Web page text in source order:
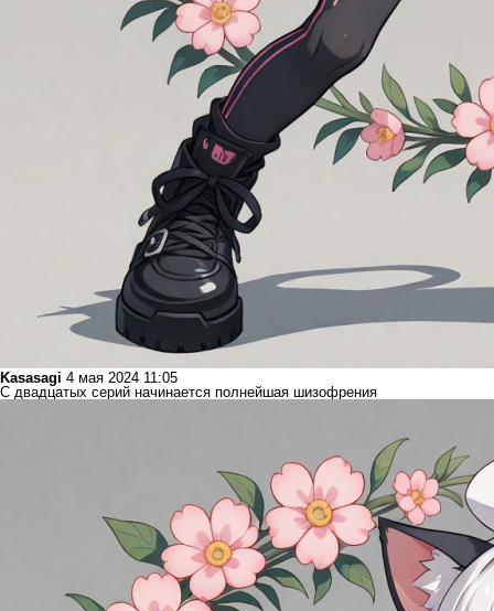
Kasasagi 4 мая 2024 11:05
С двадцатых серий начинается полнейшая шизофрения